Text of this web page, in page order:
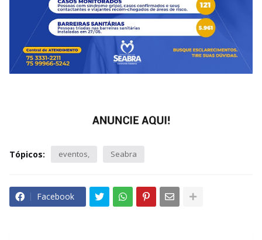
Tópicos: eventos Seabra
Facebook